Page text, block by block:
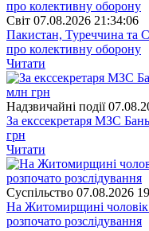
Свiт 07.08.2026 21:34:06
Пакистан, Туреччина та
про колективну оборону
Читати
Надзвичайні події
За екссекретаря МЗС
грн
Читати
Суспiльство 07.08.2026
На Житомирщині
розпочато розслідування